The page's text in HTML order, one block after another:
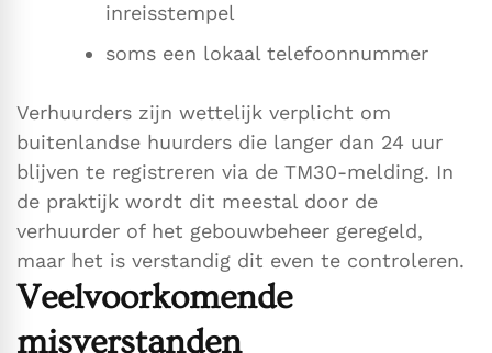
inreisstempel
soms een lokaal telefoonnummer
Verhuurders zijn wettelijk verplicht om
buitenlandse huurders die langer dan 24 uur
blijven te registreren via de TM30-melding. In
de praktijk wordt dit meestal door de
verhuurder of het gebouwbeheer geregeld,
maar het is verstandig dit even te controleren.
Veelvoorkomende
misverstanden